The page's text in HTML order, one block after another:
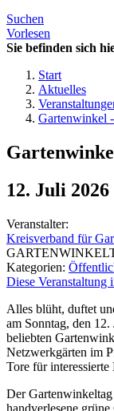
Suchen
Vorlesen
Sie befinden sich
Start
Aktuelles
Gartenwinkel
12. Juli 2026
Veranstalter:
Kreisverband für
Kategorien:
Diese Veranstaltung
Alles blüht, duftet
am Sonntag, den
beliebten
Netzwerkgärten im
Tore für interessierte
Der
handverlesene